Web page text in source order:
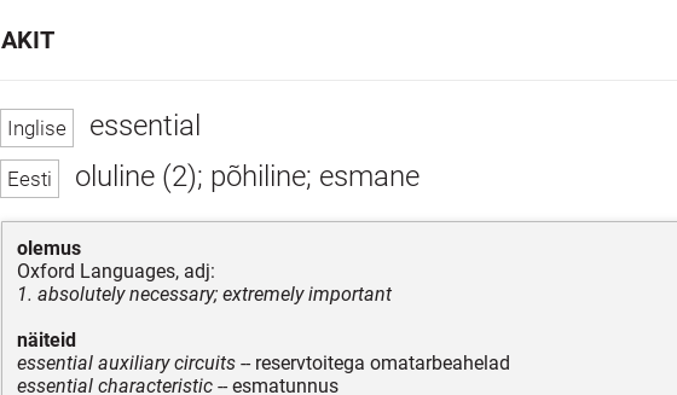
essential
oluline (2); põhiline; esmane
olemus
Oxford Languages, adj:
1. absolutely necessary; extremely important
näiteid
essential auxiliary circuits -- reservtoitega omatarbeahelad
essential characteristic -- esmatunnus
AKIT